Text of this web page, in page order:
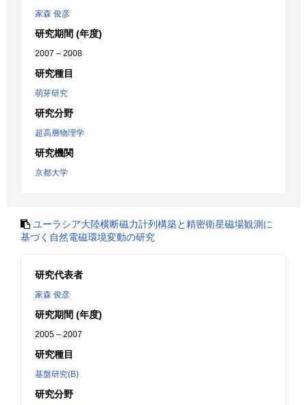
家森 俊彦
研究期間 (年度)
2007 – 2008
研究種目
萌芽研究
研究分野
超高層物理学
研究機関
京都大学
ユーラシア大陸横断磁力計列構築と精密衛星磁場観測に
基づく自然電磁環境変動の研究
研究代表者
家森 俊彦
研究期間 (年度)
2005 – 2007
研究種目
基盤研究(B)
研究分野